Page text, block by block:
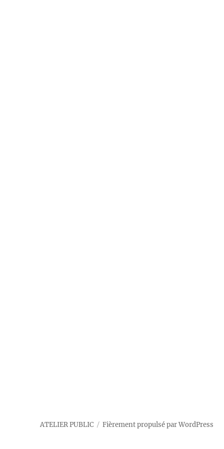
ATELIER PUBLIC Fièrement propulsé par WordPress